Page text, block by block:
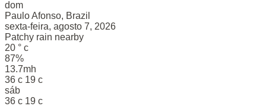
dom
Paulo Afonso, Brazil
sexta-feira, agosto 7, 2026
Patchy rain nearby
20 ° c
87%
13.7mh
36 c 19 c
sáb
36 c 19 c